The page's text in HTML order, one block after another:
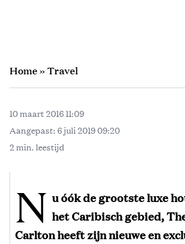
Home»Travel
10 maart 2016 11:09
Aangepast: 6 juli 2019 09:20
2 min. leestijd
N u óók de grootste luxe
het Caribisch gebied,
Carlton heeft zijn nieuwe en